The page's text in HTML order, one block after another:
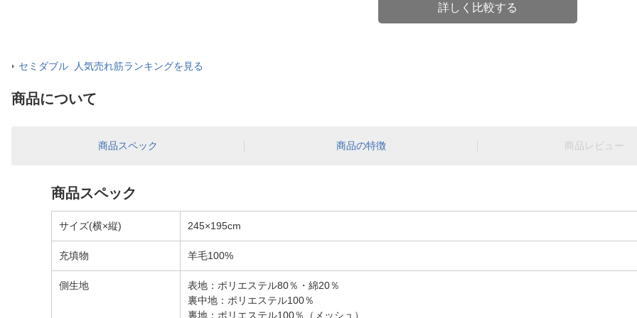
詳しく比較する
セミダブル 人気売れ筋ランキングを見る
商品について
商品スペック 商品の特徴 商品レビュー
商品スペック
サイズ(横×縦) 245×195cm
充填物 羊毛100%
側生地
表地：ポリエステル80％・綿20％
裏中地：ポリエステル100％
裏地：ポリエステル100％（メッシュ）